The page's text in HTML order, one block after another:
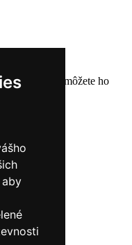
nesadne, môžete ho